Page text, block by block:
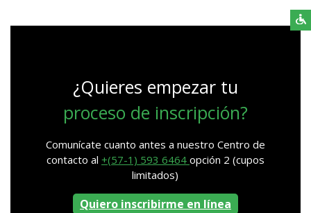
¿Quieres empezar tu
proceso de inscripción?
Comunícate cuanto antes a nuestro Centro de
contacto al +(57-1) 593 6464 opción 2 (cupos
limitados)
Quiero inscribirme en línea